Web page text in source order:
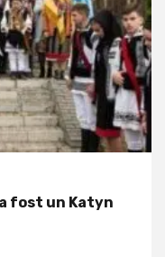
fost un Katyn